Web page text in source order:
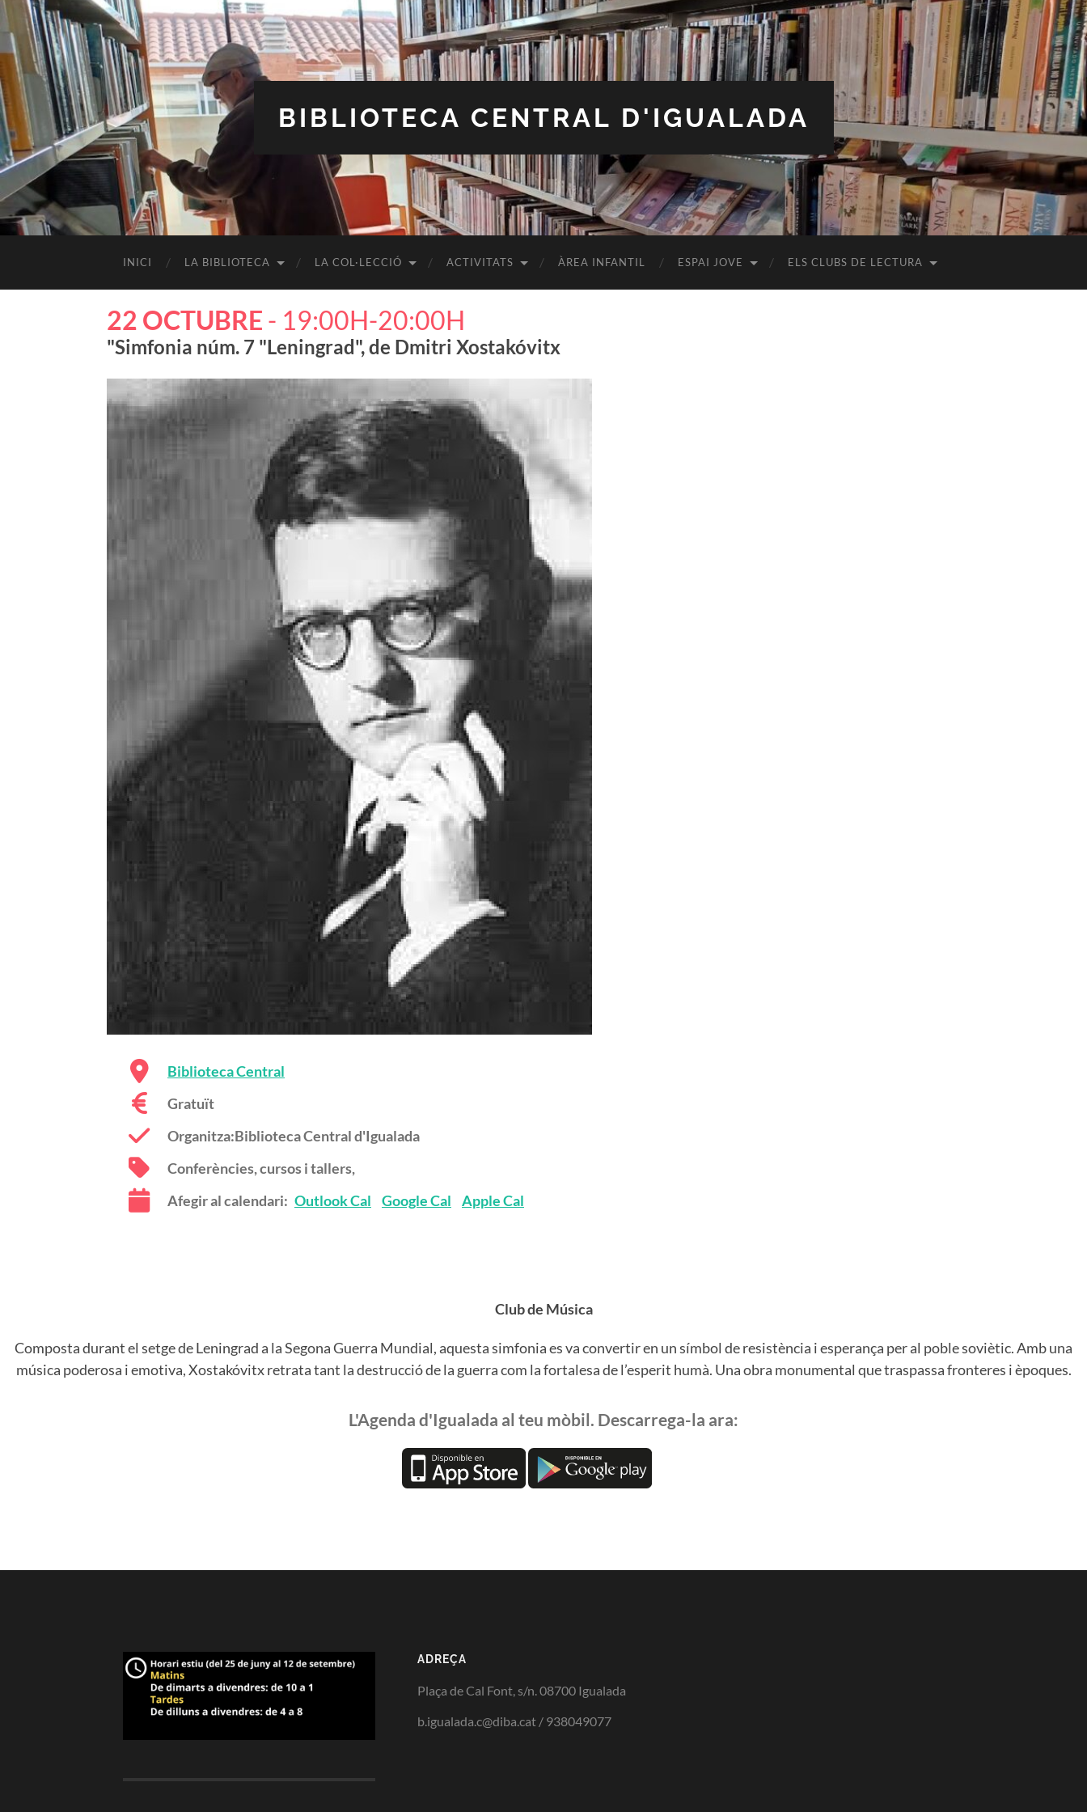
BIBLIOTECA CENTRAL D'IGUALADA
INICI LA BIBLIOTECA LA COL·LECCIÓ ACTIVITATS ÀREA INFANTIL ESPAI JOVE ELS CLUBS DE LECTURA
22 OCTUBRE - 19:00H-20:00H
"Simfonia núm. 7 "Leningrad", de Dmitri Xostakóvitx
Biblioteca Central
Gratuït
Organitza:Biblioteca Central d'Igualada
Conferències, cursos i tallers,
Afegir al calendari: Outlook Cal Google Cal Apple Cal
Club de Música
Composta durant el setge de Leningrad a la Segona Guerra Mundial, aquesta simfonia es va convertir en un símbol de resistència i esperança per al poble soviètic. Amb una
música poderosa i emotiva, Xostakóvitx retrata tant la destrucció de la guerra com la fortalesa de l’esperit humà. Una obra monumental que traspassa fronteres i èpoques.
L'Agenda d'Igualada al teu mòbil. Descarrega-la ara:
ADREÇA
Plaça de Cal Font, s/n. 08700 Igualada
b.igualada.c@diba.cat / 938049077